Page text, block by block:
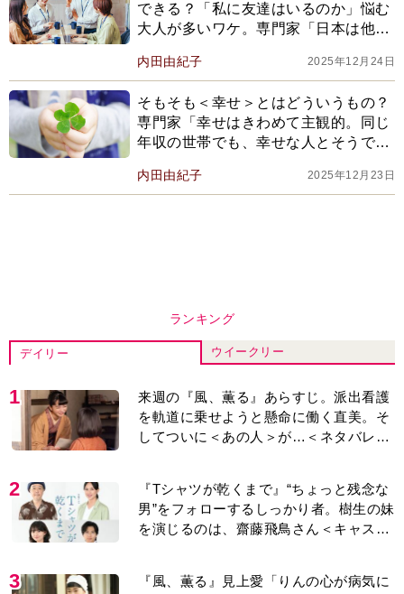
できる？「私に友達はいるのか」悩む
大人が多いワケ。専門家「日本は他国
内田由紀子 2025年12月24日
そもそも＜幸せ＞とはどういうもの？
専門家「幸せはきわめて主観的。同じ
年収の世帯でも、幸せな人とそうでな
内田由紀子 2025年12月23日
1
来週の『風、薫る』あらすじ。派出看護
してついに＜あの人＞が…＜ネタバレあ
り＞
2
『Tシャツが乾くまで』“ちょっと残念な
を演じるのは、齋藤飛鳥さん＜キャスト
紹介＞
『風、薫る』見上愛「りんの心が病気に
以上に心を使う仕事」